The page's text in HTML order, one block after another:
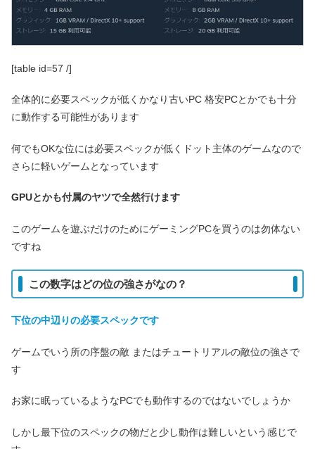
[table id=57 /]
全体的に必要スペックが低くかなり古いPC 格安PCとかでも十分
に動作する可能性があります
何でもOKな位には必要スペックが低くドット主体のゲームなので
さらに軽いゲームとなっています
GPUとかも付属のヤツで全然行けます
このゲームを遊ぶだけのためにゲーミングPCを買うのは勿体ない
ですね
この数字はどの位の強さがなの？
下位の中辺りの必要スペックです
ゲームでいう所の序盤の敵 またはチュートリアルの敵位の強さで
す
お家に眠っているようなPCでも動作するのではないでしょうか
しかし最下位のスペックの物だと少し動作は難しいという感じで